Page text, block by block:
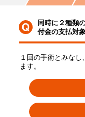
同時に２種類
付金の支払対
１回の手術とみな
ます。